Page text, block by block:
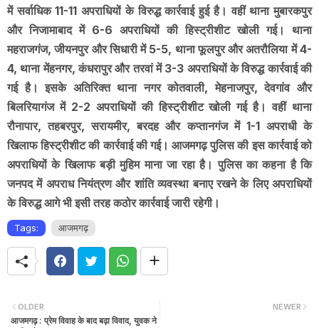
में सर्वाधिक 11-11 अपराधियों के विरुद्ध कार्रवाई हुई है। वहीं थाना मुबारकपुर
और निजामाबाद में 6-6 अपराधियों की हिस्ट्रीशीट खोली गई। थाना
महराजगंज, जीयनपुर और सिधारी में 5-5, थाना फूलपुर और अतरौलिया में 4-
4, थाना मेंहनगर, कंधरापुर और तरवां में 3-3 अपराधियों के विरुद्ध कार्रवाई की
गई है। इसके अतिरिक्त थाना नगर कोतवाली, मेहनाजपुर, देवगांव और
बिलरियागंज में 2-2 अपराधियों की हिस्ट्रीशीट खोली गई है। वहीं थाना
रौनापार, तहबरपुर, सरायमीर, बरदह और कप्तानगंज में 1-1 अपराधी के
खिलाफ हिस्ट्रीशीट की कार्रवाई की गई। आजमगढ़ पुलिस की इस कार्रवाई को
अपराधियों के खिलाफ बड़ी मुहिम माना जा रहा है। पुलिस का कहना है कि
जनपद में अपराध नियंत्रण और शांति व्यवस्था बनाए रखने के लिए अपराधियों
के विरुद्ध आगे भी इसी तरह कठोर कार्रवाई जारी रहेगी।
Tags: आजमगढ़
NEWER
OLDER
आजमगढ़ : प्रेम विवाह के बाद बढ़ा विवाद, युवक ने